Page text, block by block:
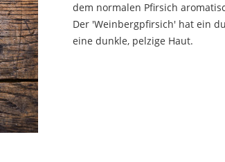
dem normalen Pfirsich
Der 'Weinbergpfirsich' hat ein
eine dunkle, pelzige Haut.